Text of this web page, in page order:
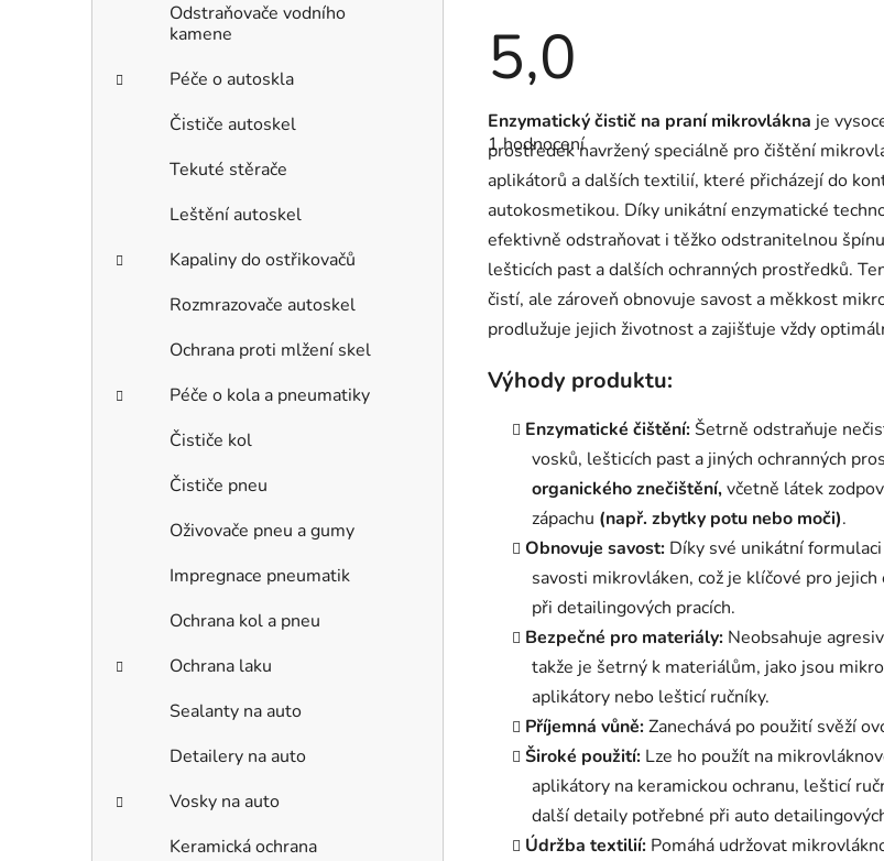
Odstraňovače vodního
kamene
Péče o autoskla
Čističe autoskel
Tekuté stěrače
Leštění autoskel
Kapaliny do ostřikovačů
Rozmrazovače autoskel
Ochrana proti mlžení skel
Péče o kola a pneumatiky
Čističe kol
Čističe pneu
Oživovače pneu a gumy
Impregnace pneumatik
Ochrana kol a pneu
Ochrana laku
Sealanty na auto
Detailery na auto
Vosky na auto
Keramická ochrana
5,0
Průměrné
hodnocení
produktu
je
5,0
5
hvězdiček.
1 hodnocení
Enzymatický čistič na praní mikrovlákna je
prostředek navržený speciálně pro čištění
aplikátorů a dalších textilií, které přicházejí do
autokosmetikou. Díky unikátní enzymatické
efektivně odstraňovat i těžko odstranitelnou
lešticích past a dalších ochranných prostředků.
čistí, ale zároveň obnovuje savost a měkkost
prodlužuje jejich životnost a zajišťuje vždy
Výhody produktu:
Enzymatické čištění:Šetrně odstraňuje
vosků, lešticích past a jiných ochranných
organického znečištění,včetně látek
zápachu (např. zbytky potu nebo moči).
Obnovuje savost: Díky své unikátní
savosti mikrovláken, což je klíčové pro
při detailingových pracích.
Bezpečné pro materiály: Neobsahuje
takže je šetrný k materiálům, jako jsou
aplikátory nebo lešticí ručníky.
Příjemná vůně:Zanechává po použití svěží
Široké použití: Lze ho použít na
aplikátory na keramickou ochranu, lešticí
další detaily potřebné při auto
Údržba textilií: Pomáhá udržovat